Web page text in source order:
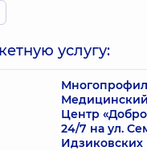
Алексей
Витальевич
Эндоскопист,14
лет опыта
услугу:
Центр
24/7 на ул.
Идзиковских